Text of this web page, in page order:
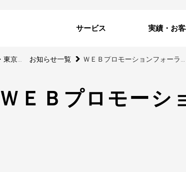
サービス 実績・お
【広島（福山市）・岡山・東京】印刷・WEBサイト・動画・展示ブース・ノベルティの制作会社 お知らせ一覧 ＷＥＢプロモーションフォーラムを開催いたします。
ＷＥＢプロモーシ